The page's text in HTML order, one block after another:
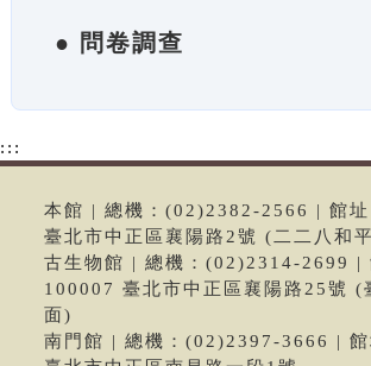
● 問卷調查
:::
本館 | 總機：(02)2382-2566 | 館址
臺北市中正區襄陽路2號 (二二八和
古生物館 | 總機：(02)2314-2699 |
100007 臺北市中正區襄陽路25號 (
面)
南門館 | 總機：(02)2397-3666 | 館